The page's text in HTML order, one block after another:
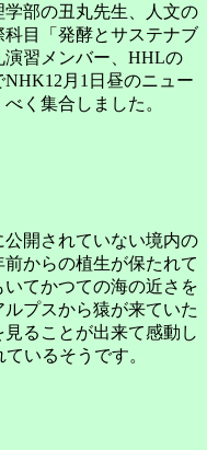
部の丑丸先生、人文の
目「発酵とサステナブ
演習メンバー、HHLの
月1日昼のニュー
く集合しました。
開されていない境内の
からの植生が保たれて
てかつての海の近さを
プスから猿が来ていた
ることが出来て感動し
いるそうです。